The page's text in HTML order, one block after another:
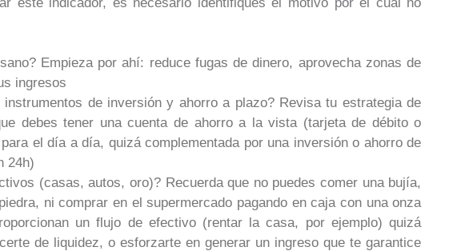
Empieza por ahí: reduce fugas de dinero, aprovecha zonas de
ingresos
instrumentos de inversión y ahorro a plazo? Revisa tu estrategia de
debes tener una cuenta de ahorro a la vista (tarjeta de débito o
el día a día, quizá complementada por una inversión o ahorro de
24h)
(casas, autos, oro)? Recuerda que no puedes comer una bujía,
ni comprar en el supermercado pagando en caja con una onza
un flujo de efectivo (rentar la casa, por ejemplo) quizá
de liquidez, o esforzarte en generar un ingreso que te garantice